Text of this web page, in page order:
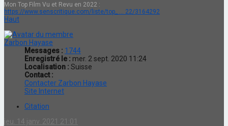
Mon Top Film Vu et Revu en 2022 :
https://www.senscritique.com/liste/top_ ... 22/3164292
Haut
Zarbon Hayase
Messages : 1744
Enregistré le : mer. 2 sept. 2020 11:24
Localisation : Suisse
Contact :
Contacter Zarbon Hayase
Site Internet
Citation
jeu. 14 janv. 2021 21:01